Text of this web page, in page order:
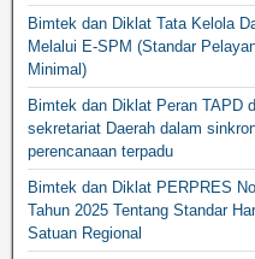
Bimtek dan Diklat Tata Kelola
Melalui E-SPM (Standar
Minimal)
Bimtek dan Diklat Peran TAPD
sekretariat Daerah dalam
perencanaan terpadu
Bimtek dan Diklat PERPRES
Tahun 2025 Tentang Standar
Satuan Regional